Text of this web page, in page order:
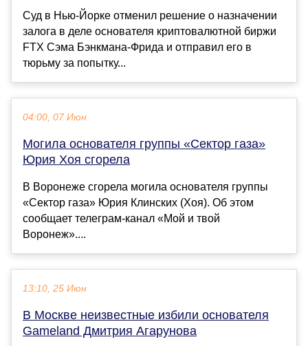
Суд в Нью-Йорке отменил решение о назначении
залога в деле основателя криптовалютной биржи
FTX Сэма Бэнкмана-Фрида и отправил его в
тюрьму за попытку...
04:00, 07 Июн
Могила основателя группы «Сектор газа»
Юрия Хоя сгорела
В Воронеже сгорела могила основателя группы
«Сектор газа» Юрия Клинских (Хоя). Об этом
сообщает телеграм-канал «Мой и твой
Воронеж»....
13:10, 25 Июн
В Москве неизвестные избили основателя
Gameland Дмитрия Агарунова